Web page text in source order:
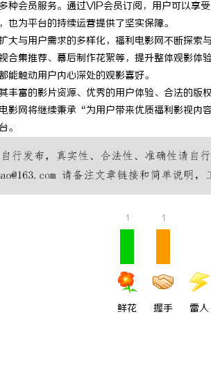
种会员服务。通过VIP会员订阅，用户可以享
也为平台的持续运营提供了坚实保障。
大与用户需求的多样化，福利电影网不断探
合集推荐、幕后制作花絮等，提升整体观影
能触动用户内心深处的观影喜好。
丰富的影片资源、优秀的用户体验、合法的
影网将继续秉承“为用户带来优质福利影视
。
1
鲜花
1
握手 雷人
哥电影网：影视资源的宝库与用户 武汉配眼